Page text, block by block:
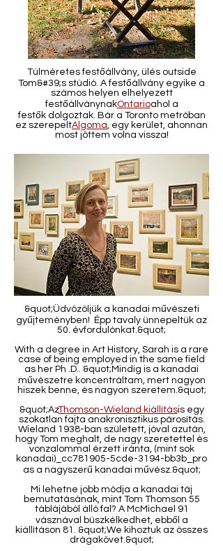
Túlméretes festőállvány, ülés outside
Tom&#39;s stúdió. A festőállvány egyike a
számos helyen elhelyezett
festőállványnakOntarioahol a
festők dolgoztak. Bár a Toronto metróban
ez szerepeltAlgoma, egy kerület, ahonnan
most jöttem volna vissza!
&quot;Üdvözöljük a kanadai művészeti
gyűjteményben! Épp tavaly ünnepeltük az
50. évfordulónkat.&quot;
With a degree in Art History, Sarah is a rare
case of being employed in the same field
as her Ph .D.. &quot;Mindig is a kanadai
művészetre koncentráltam, mert nagyon
hiszek benne, és nagyon szeretem.&quot;
&quot;AzThomson-Wieland kiállításis egy
szokatlan fajta anakronisztikus párosítás.
Wieland 1938-ban született, jóval azután,
hogy Tom meghalt, de nagy szeretettel és
vonzalommal érzett iránta, (mint sok
kanadai)_cc781905-5cde-3194-bb3b_pro
as a nagyszerű kanadai művész.&quot;
Mi lehetne jobb módja a kanadai táj
bemutatásának, mint Tom Thomson 55
táblájából álló fal? A McMichael 91
vásznával büszkélkedhet, ebből a
kiállításon 81. &quot;We kihoztuk az összes
drágakövet.&quot;